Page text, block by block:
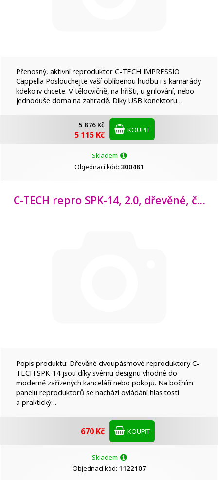
JBL
Lamax
Lenovo
Tracer
Xiaomi
Přenosný, aktivní reproduktor C-TECH IMPRESSIO
Cappella Poslouchejte vaší oblíbenou hudbu i s kamarády
kdekoliv chcete. V tělocvičně, na hřišti, u grilování, nebo
jednoduše doma na zahradě. Díky USB konektoru…
5 876 Kč
5 115 Kč KOUPIT
Skladem
Objednací kód: 300481
C-TECH repro SPK-14, 2.0, dřevěné, černé
Popis produktu: Dřevěné dvoupásmové reproduktory C-
TECH SPK-14 jsou díky svému designu vhodné do
moderně zařízených kanceláří nebo pokojů. Na bočním
panelu reproduktorů se nachází ovládání hlasitosti
a praktický…
670 Kč KOUPIT
Skladem
Objednací kód: 1122107